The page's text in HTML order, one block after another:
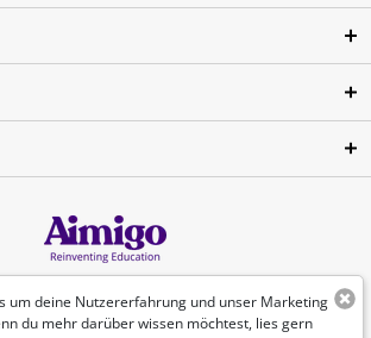
um deine Nutzererfahrung und unser Marketing
du mehr darüber wissen möchtest, lies gern
Deutsch